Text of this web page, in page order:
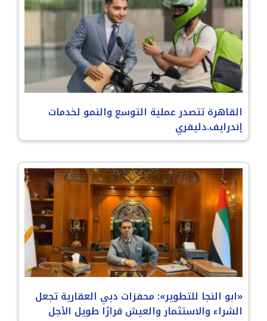
القاهرة تتصدر عملية التوسع والنمو لخدمات
إندرايف.دليفري
«ابو النجا للتطوير»: محفزات دبي العقارية تجعل
الشراء والاستثمار والعيش قرارًا طويل الأجل